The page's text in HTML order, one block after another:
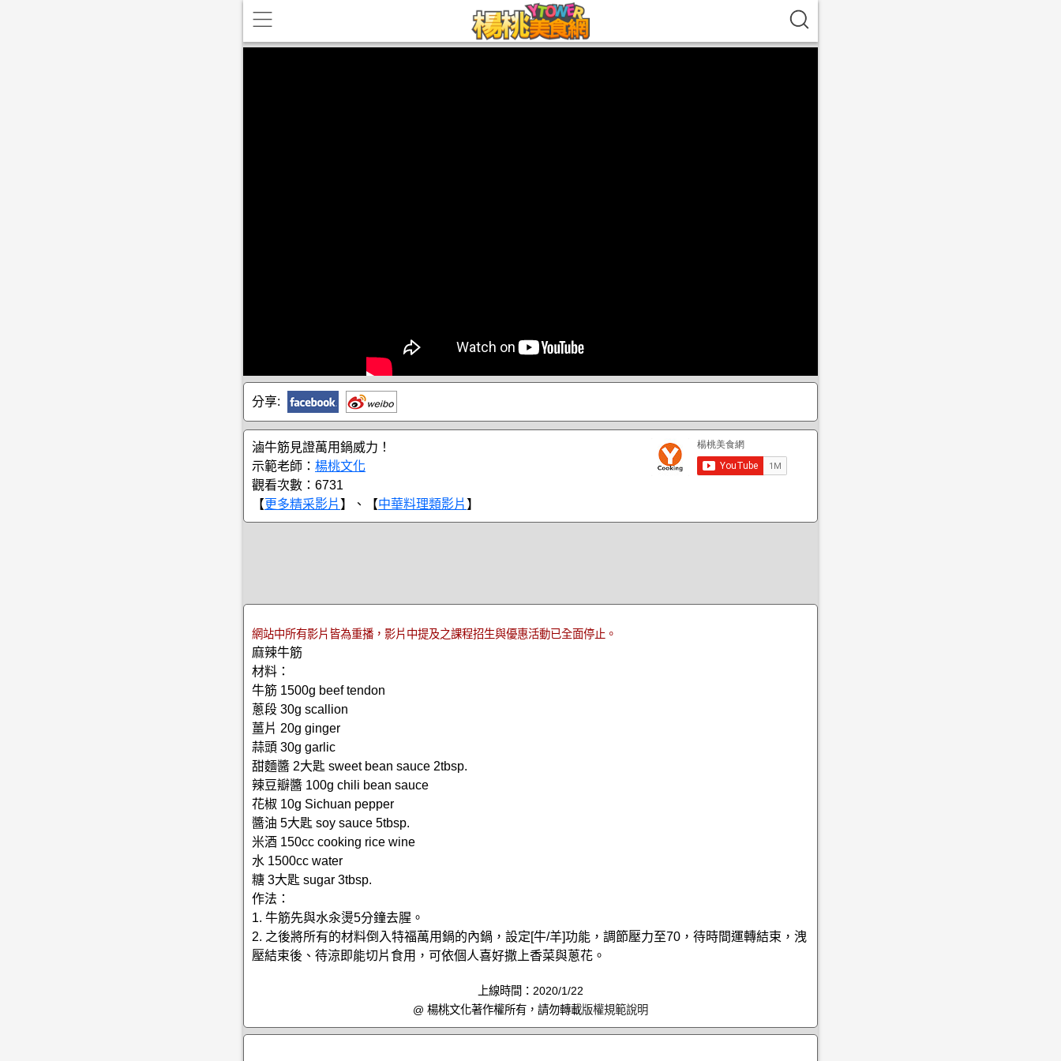
分享:
滷牛筋見證萬用鍋威力！
示範老師： 楊桃文化
觀看次數：6731
【更多精采影片 】、【中華料理類影片 】
網站中所有影片皆為重播，影片中提及之課程招生與優惠活動已全面停止。
麻辣牛筋
材料：
牛筋 1500g beef tendon
蔥段 30g scallion
薑片 20g ginger
蒜頭 30g garlic
甜麵醬 2大匙 sweet bean sauce 2tbsp.
辣豆瓣醬 100g chili bean sauce
花椒 10g Sichuan pepper
醬油 5大匙 soy sauce 5tbsp.
米酒 150cc cooking rice wine
水 1500cc water
糖 3大匙 sugar 3tbsp.
作法：
1. 牛筋先與水汆燙5分鐘去腥。
2. 之後將所有的材料倒入特福萬用鍋的內鍋，設定[牛/羊]功能，調節壓力至70，待時間運轉結束，洩
壓結束後、待涼即能切片食用，可依個人喜好撒上香菜與蔥花。
上線時間：2020/1/22
@ 楊桃文化著作權所有，請勿轉載版權規範說明